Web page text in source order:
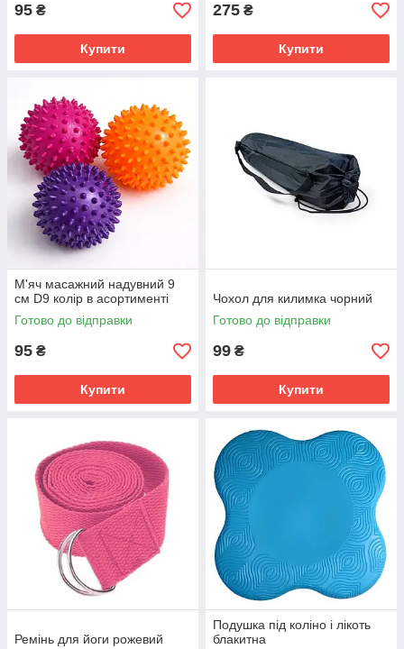
95 ₴
Купити
275 ₴
Купити
М'яч масажний надувний 9
см D9 колір в асортименті
Готово до відправки
95 ₴
Купити
Чохол для килимка чорний
Готово до відправки
99 ₴
Купити
Ремінь для йоги рожевий
Подушка під коліно і лікоть
блакитна